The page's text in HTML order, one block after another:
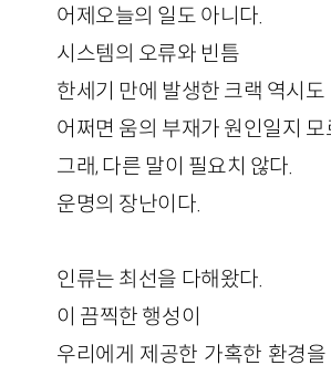
어제오늘의 일도 아니다.
시스템의 오류와 빈틈
한세기 만에 발생한 크랙 역시도
어쩌면 움의 부재가 원인일지 모
그래, 다른 말이 필요치 않다.
운명의 장난이다.
인류는 최선을 다해왔다.
이 끔찍한 행성이
우리에게 제공한 가혹한 환경